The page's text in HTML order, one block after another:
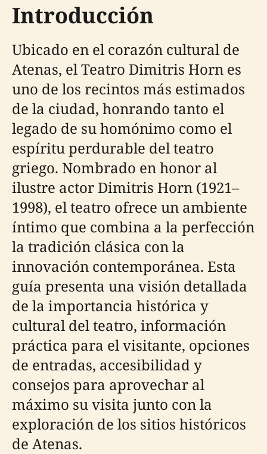
Introducción
Ubicado en el corazón cultural de
Atenas, el Teatro Dimitris Horn es
uno de los recintos más estimados
de la ciudad, honrando tanto el
legado de su homónimo como el
espíritu perdurable del teatro
griego. Nombrado en honor al
ilustre actor Dimitris Horn (1921–
1998), el teatro ofrece un ambiente
íntimo que combina a la perfección
la tradición clásica con la
innovación contemporánea. Esta
guía presenta una visión detallada
de la importancia histórica y
cultural del teatro, información
práctica para el visitante, opciones
de entradas, accesibilidad y
consejos para aprovechar al
máximo su visita junto con la
exploración de los sitios históricos
de Atenas.